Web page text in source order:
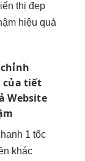
thị đẹp
hiệu quả
củatiết
Website
1 tốc
khác